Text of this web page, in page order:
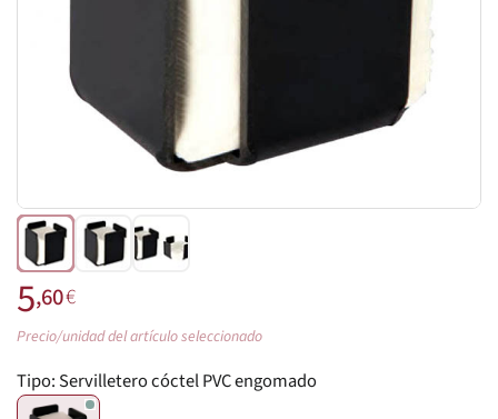
5,60€
Precio/unidad del artículo seleccionado
Tipo: Servilletero cóctel PVC engomado